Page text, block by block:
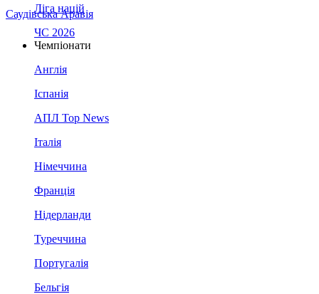
Саудівська Аравія
Ліга націй
ЧС 2026
Чемпіонати
Англія
Іспанія
АПЛ Top News
Італія
Німеччина
Франція
Нідерланди
Туреччина
Португалія
Бельгія